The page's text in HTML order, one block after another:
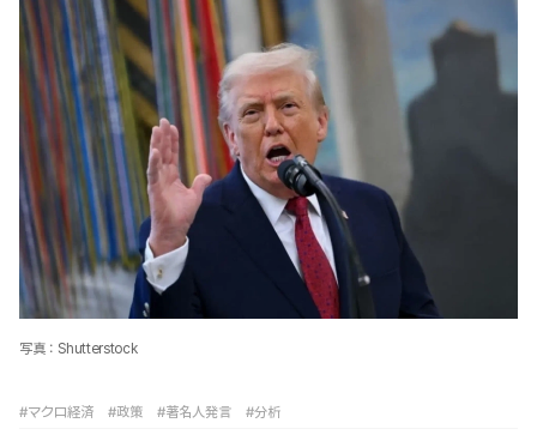
写真：Shutterstock
#マクロ経済 #政策 #著名人発言 #分析